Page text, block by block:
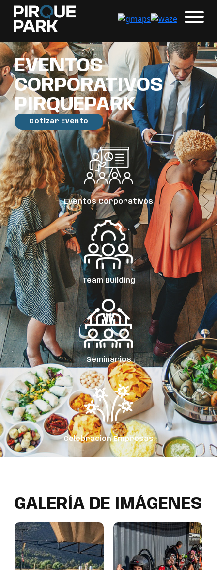
EVENTOS
CORPORATIVOS
PIRQUEPARK
Cotizar Evento
Eventos Corporativos
Team Building
Seminarios
Celebración Empresas
GALERÍA DE IMÁGENES